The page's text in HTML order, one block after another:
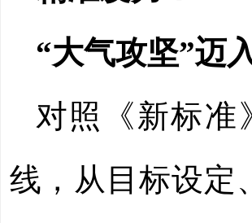
“大气攻坚”迈
对照《新标
线，从目标设定